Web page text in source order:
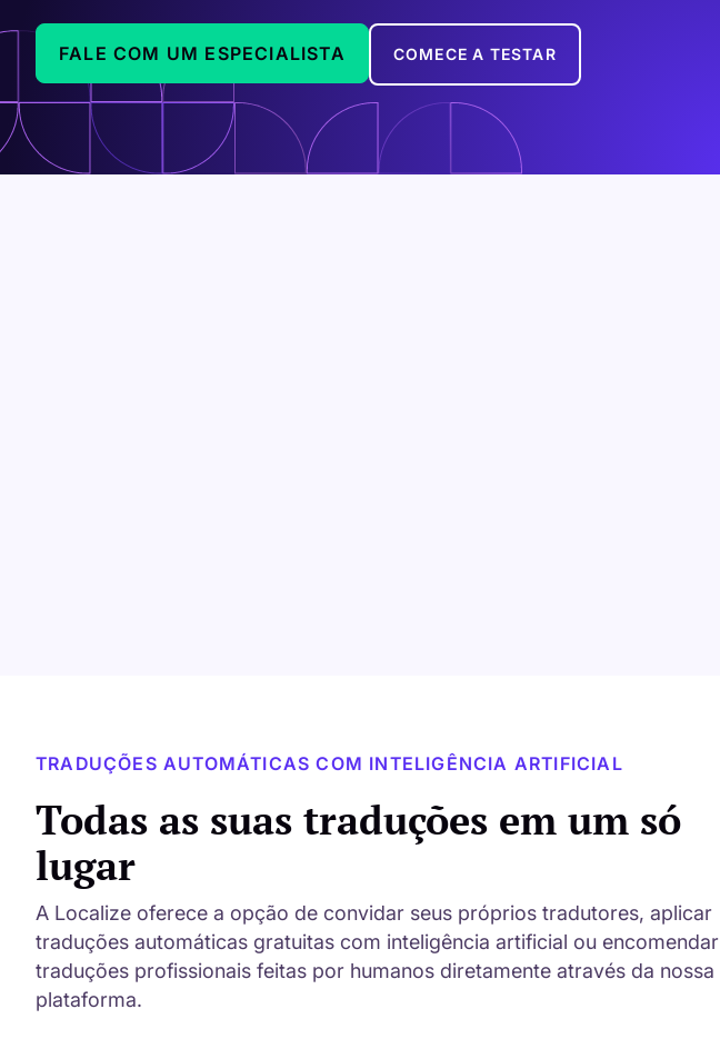
FALE COM UM ESPECIALISTA COMECE A TESTAR
TRADUÇÕES AUTOMÁTICAS COM INTELIGÊNCIA ARTIFICIAL
Todas as suas traduções em um só
lugar
A Localize oferece a opção de convidar seus próprios tradutores, aplicar
traduções automáticas gratuitas com inteligência artificial ou encomendar
traduções profissionais feitas por humanos diretamente através da nossa
plataforma.